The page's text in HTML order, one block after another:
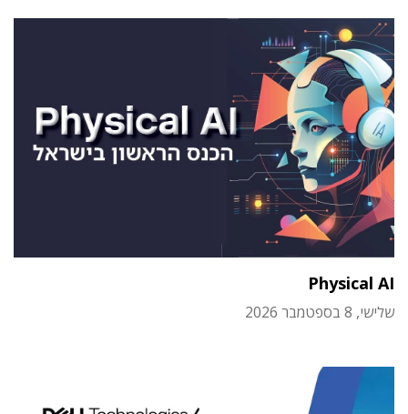
Physical AI
שלישי, 8 בספטמבר 2026